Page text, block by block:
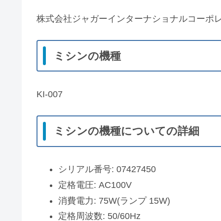
株式会社ジャガーインターナショナルコーポ
ミシンの機種
KI-007
ミシンの機種についての詳細
シリアル番号: 07427450
定格電圧: AC100V
消費電力: 75W(ランプ 15W)
定格周波数: 50/60Hz